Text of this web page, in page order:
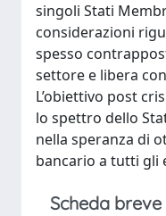
singoli Stati
considerazioni
spesso
settore e libera
L’obiettivo post
lo spettro dello
nella speranza di
bancario a tutti gli
Scheda breve